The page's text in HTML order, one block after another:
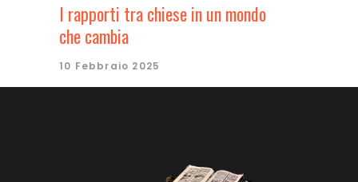
I rapporti tra chiese in un mondo
che cambia
10 Febbraio 2025